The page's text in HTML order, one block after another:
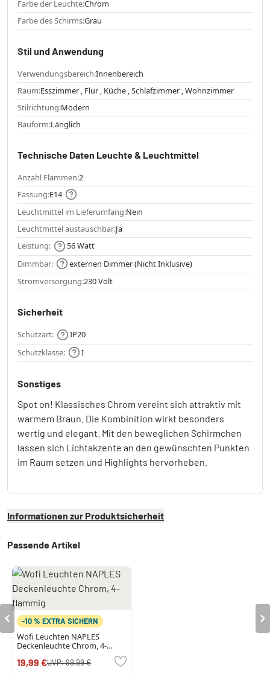
Farbe der Leuchte:Chrom
Farbe des Schirms:Grau
Stil und Anwendung
Verwendungsbereich:Innenbereich
Raum:Esszimmer , Flur , Küche , Schlafzimmer , Wohnzimmer
Stilrichtung:Modern
Bauform:Länglich
Technische Daten Leuchte & Leuchtmittel
Anzahl Flammen:2
Fassung:E14
Leuchtmittel im Lieferumfang:Nein
Leuchtmittel austauschbar:Ja
Leistung:
56 Watt
Dimmbar:
externen Dimmer (Nicht Inklusive)
Stromversorgung:230 Volt
Sicherheit
Schutzart:
IP20
Schutzklasse:
I
Sonstiges
Spot on! Klassisches Chrom vereint sich attraktiv mit
warmem Braun. Die Kombinition wirkt besonders
wertig und elegant. Mit den beweglichen Schirmchen
lassen sich Lichtakzente an den gewünschten Punkten
im Raum setzen und Highlights hervorheben.
Informationen zur Produktsicherheit
Passende Artikel
-10 % EXTRA SICHERN
Wofi Leuchten NAPLES
Deckenleuchte Chrom, 4-
19,99 €UVP:99,99 €